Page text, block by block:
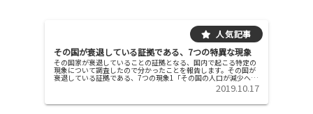
その国が衰退している証拠である、7つの特異な現象
その国家が衰退していることの証拠となる、国内で起こる特定の
現象について調査したので分かったことを報告します。その国が
衰退している証拠である、7つの現象1「その国の人口が減少へ向
かっている」 国民人口が減少すると、その国での生産人口と消費
2019.10.17